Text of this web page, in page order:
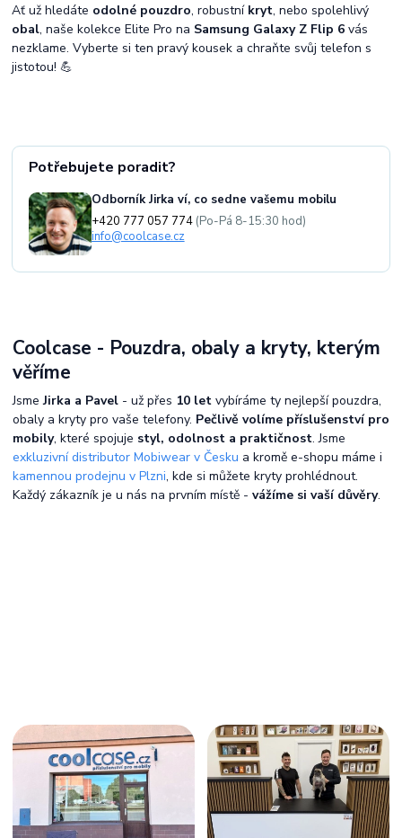
Potřebujete poradit?
Odborník Jirka ví, co sedne vašemu mobilu
+420 777 057 774 (Po-Pá 8-15:30 hod)
info@coolcase.cz
Ať už hledáte odolné pouzdro, robustní kryt, nebo spolehlivý
obal, naše kolekce Elite Pro na Samsung Galaxy Z Flip 6 vás
nezklame. Vyberte si ten pravý kousek a chraňte svůj telefon s
jistotou! 💪
Coolcase - Pouzdra, obaly a kryty, kterým
věříme
JsmeJirka a Pavel - už přes 10 let vybíráme ty nejlepší pouzdra,
obaly a kryty pro vaše telefony. Pečlivě volíme příslušenství pro
mobily, které spojuje styl, odolnost a praktičnost. Jsme
exkluzivní distributor Mobiwear v Česku a kromě e-shopu máme i
kamennou prodejnu v Plzni, kde si můžete kryty prohlédnout.
Každý zákazník je u nás na prvním místě - vážíme si vaší důvěry.